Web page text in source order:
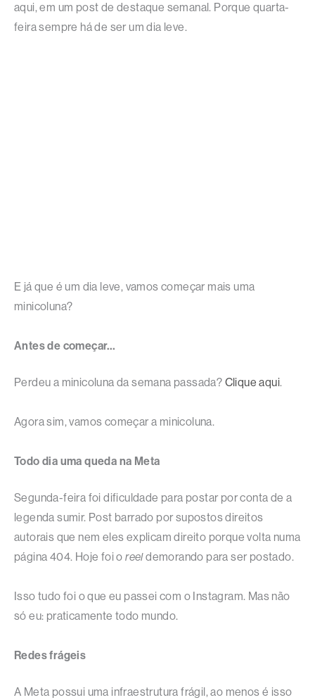
aqui, em um post de destaque semanal. Porque quarta-
feira sempre há de ser um dia leve.
E já que é um dia leve, vamos começar mais uma
minicoluna?
Antes de começar…
Perdeu a minicoluna da semana passada? Clique aqui.
Agora sim, vamos começar a minicoluna.
Todo dia uma queda na Meta
Segunda-feira foi dificuldade para postar por conta de a
legenda sumir. Post barrado por supostos direitos
autorais que nem eles explicam direito porque volta numa
página 404. Hoje foi oreeldemorando para ser postado.
Isso tudo foi o que eu passei com o Instagram. Mas não
só eu: praticamente todo mundo.
Redes frágeis
A Meta possui uma infraestrutura frágil, ao menos é isso